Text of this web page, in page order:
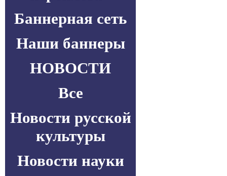
Баннерная сеть
Наши баннеры
НОВОСТИ
Все
Новости русской
культуры
Новости науки